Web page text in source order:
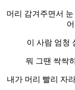
머리 감겨주면서
이 사람 엄청
뭐 그땐 싹싹
내가 머리 빨리 자